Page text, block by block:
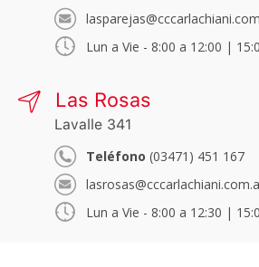
Lun a Vie - 8:00 a 12:00 |
Las Rosas
Lavalle 341
Teléfono (03471) 451 167
Lun a Vie - 8:00 a 12:30 |